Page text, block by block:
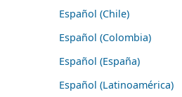
Español (Chile)
Español (Colombia)
Español (España)
Español (Latinoamérica)